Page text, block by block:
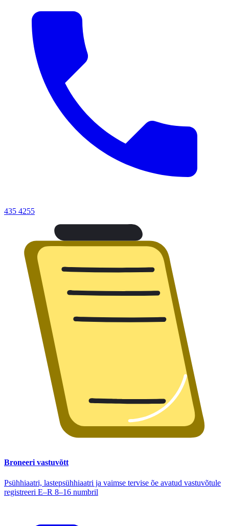
435 4255
Broneeri vastuvõtt
Psühhiaatri, lastepsühhiaatri ja vaimse tervise õe avatud vastuvõtule
registreeri E–R 8–16 numbril